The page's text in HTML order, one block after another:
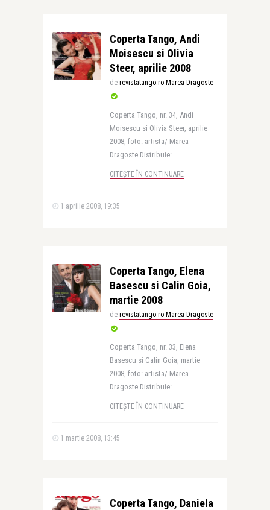
Coperta Tango, Andi
Moisescu si Olivia
Steer, aprilie 2008
de revistatango.ro Marea Dragoste
Coperta Tango, nr. 34, Andi
Moisescu si Olivia Steer, aprilie
2008, foto: artista/ Marea
Dragoste Distribuie:
CITEȘTE ÎN CONTINUARE
1 aprilie 2008, 19:35
Coperta Tango, Elena
Basescu si Calin Goia,
martie 2008
de revistatango.ro Marea Dragoste
Coperta Tango, nr. 33, Elena
Basescu si Calin Goia, martie
2008, foto: artista/ Marea
Dragoste Distribuie:
CITEȘTE ÎN CONTINUARE
1 martie 2008, 13:45
Coperta Tango, Daniela